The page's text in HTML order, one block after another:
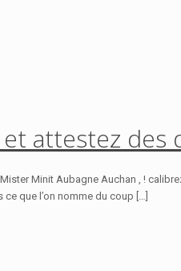
attestez
Minit Aubagne Auchan , !
que l’on nomme du coup […]